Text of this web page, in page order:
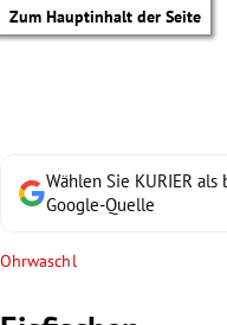
Zum Hauptinhalt der Seite
Wählen Sie KURIER als
Google-Quelle
Ohrwaschl